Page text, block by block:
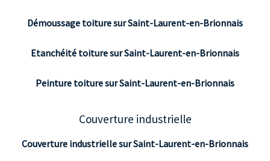
Démoussage toiture sur Saint-Laurent-en-Brionnais
Etanchéité toiture sur Saint-Laurent-en-Brionnais
Peinture toiture sur Saint-Laurent-en-Brionnais
Couverture industrielle
Couverture industrielle sur Saint-Laurent-en-Brionnais